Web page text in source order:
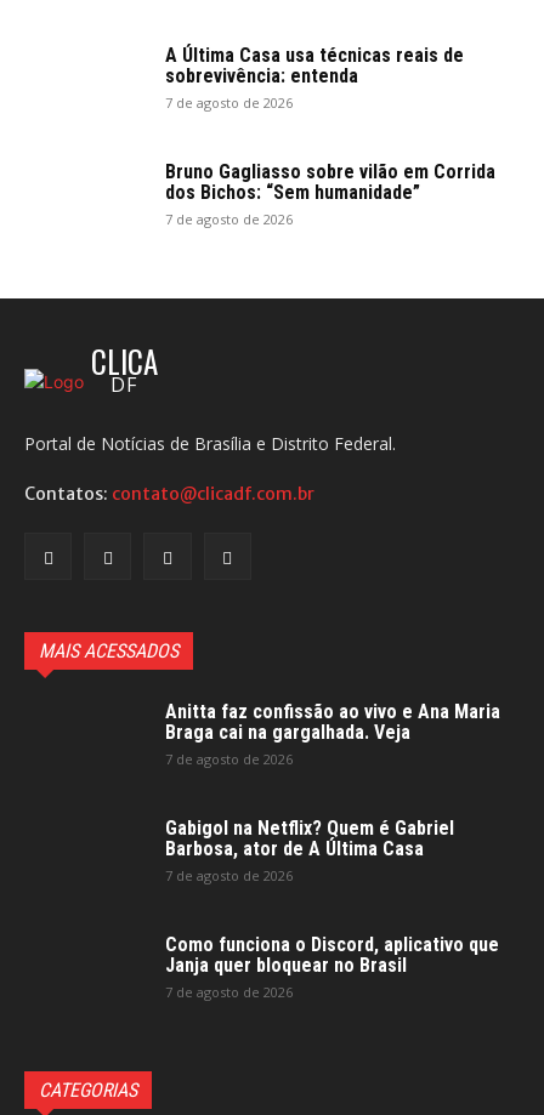
A Última Casa usa técnicas reais de
sobrevivência: entenda
7 de agosto de 2026
Bruno Gagliasso sobre vilão em Corrida
dos Bichos: “Sem humanidade”
7 de agosto de 2026
CLICA
DF
Portal de Notícias de Brasília e Distrito Federal.
Contatos: contato@clicadf.com.br
MAIS ACESSADOS
Anitta faz confissão ao vivo e Ana Maria
Braga cai na gargalhada. Veja
7 de agosto de 2026
Gabigol na Netflix? Quem é Gabriel
Barbosa, ator de A Última Casa
7 de agosto de 2026
Como funciona o Discord, aplicativo que
Janja quer bloquear no Brasil
7 de agosto de 2026
CATEGORIAS